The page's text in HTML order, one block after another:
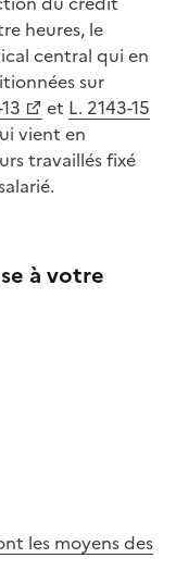
heures, le
central qui en
sur
et L. 2143-15
vient en
travaillés fixé
à votre
les moyens des